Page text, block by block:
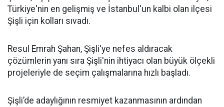
Türkiye'nin en gelişmiş ve İstanbul'un kalbi olan ilçesi
Şişli için kolları sıvadı.
Resul Emrah Şahan, Şişli'ye nefes aldıracak
çözümlerin yanı sıra Şişli'nin ihtiyacı olan büyük ölçekli
projeleriyle de seçim çalışmalarına hızlı başladı.
Şişli’de adaylığının resmiyet kazanmasının ardından